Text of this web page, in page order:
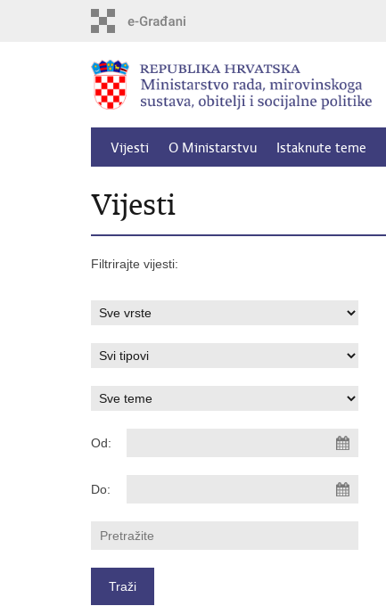
Vijesti O Ministarstvu Istaknute teme
Vijesti
Filtrirajte vijesti:
Od:
Do: